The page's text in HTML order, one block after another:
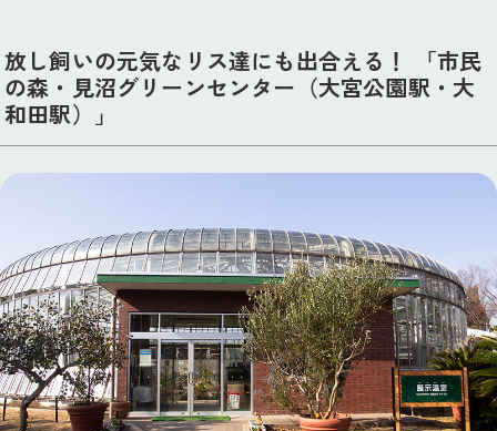
放し飼いの元気なリス達にも出合える！ 「市民
の森・見沼グリーンセンター（大宮公園駅・大
和田駅）」